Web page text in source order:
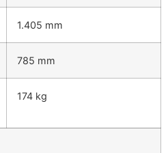
1.405 mm
785 mm
174 kg